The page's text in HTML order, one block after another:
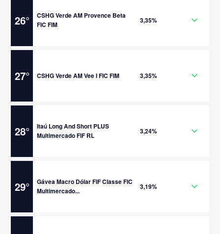
26°
CSHG Verde AM Provence Beta
FIC FIM
3,35%
27° CSHG Verde AM Vee I FIC FIM 3,35%
28°
Itaú Long And Short PLUS
Multimercado FIF RL
3,24%
29°
Gávea Macro Dólar FIF Classe FIC
Multimercado...
3,19%